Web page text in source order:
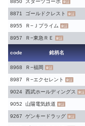
8850 スターツコーポ 東証
8871 ゴールドクレスト 東証
8955 Ｒ−Ｊプライム 東証
8957 Ｒ−東急ＲＥ 東証
code 銘柄名
8968
Ｒ−福岡 東証
8987 Ｒ−エクセレント 東証
9024 西武ホールディングス 東証
9052 山陽電気鉄道 東証
9267 ゲンキードラッグ 東証